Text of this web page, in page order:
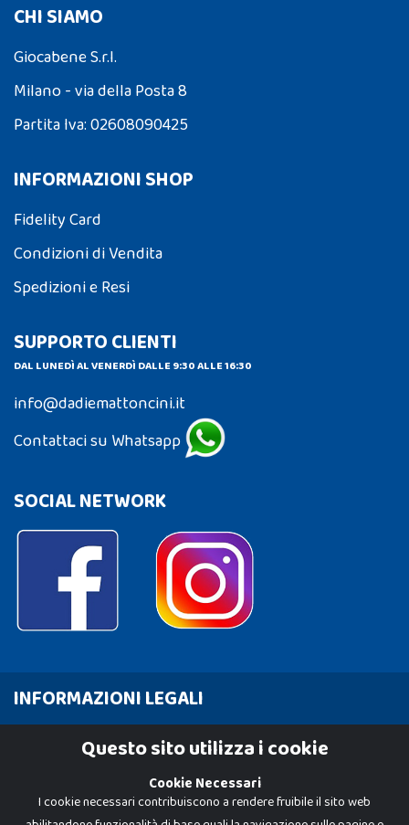
CHI SIAMO
Giocabene S.r.l.
Milano - via della Posta 8
Partita Iva: 02608090425
INFORMAZIONI SHOP
Fidelity Card
Condizioni di Vendita
Spedizioni e Resi
SUPPORTO CLIENTI
DAL LUNEDÌ AL VENERDÌ DALLE 9:30 ALLE 16:30
info@dadiemattoncini.it
Contattaci su Whatsapp
SOCIAL NETWORK
INFORMAZIONI LEGALI
Cookie PolicyQuesto sito utilizza i cookie
Cookie Necessari
I cookie necessari contribuiscono a rendere fruibile il sito web